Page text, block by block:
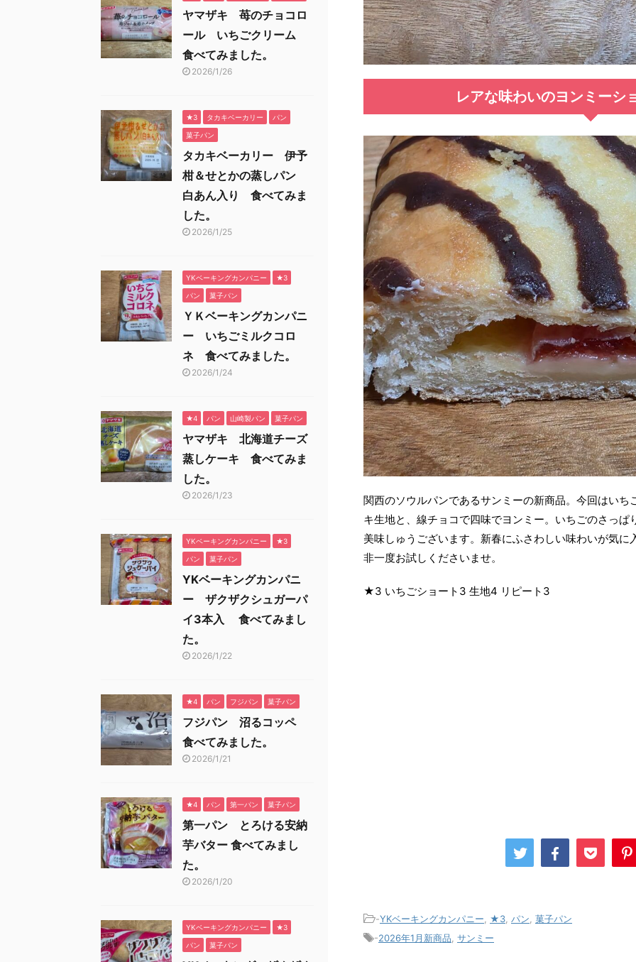
レアな味わいのヨンミーシ
関西のソウルパンであるサンミーの新商品。今回はい
キ生地と、線チョコで四味でヨンミー。いちごのさっ
美味しゅうございます。新春にふさわしい味わいが気
非一度お試しくださいませ。
★3 いちごショート3 生地4 リピート3
-YKベーキングカンパニー ★3 パン 菓子パン
-2026年1月新商品 サンミー
ヤマザキ 苺のチョコロ
ール いちごクリーム
食べてみました。
2026/1/26
★3 タカキベーカリー パン
菓子パン
タカキベーカリー 伊予
柑＆せとかの蒸しパン
白あん入り 食べてみま
した。
2026/1/25
YKベーキングカンパニー ★3
パン 菓子パン
ＹＫベーキングカンパニ
ー いちごミルクコロ
ネ 食べてみました。
2026/1/24
★4 パン 山崎製パン 菓子パン
ヤマザキ 北海道チーズ
蒸しケーキ 食べてみま
した。
2026/1/23
YKベーキングカンパニー ★3
パン 菓子パン
YKベーキングカンパニ
ー ザクザクシュガーパ
イ3本入 食べてみまし
た。
2026/1/22
★4 パン フジパン 菓子パン
フジパン 沼るコッペ
食べてみました。
2026/1/21
★4 パン 第一パン 菓子パン
第一パン とろける安納
芋バター 食べてみまし
た。
2026/1/20
YKベーキングカンパニー ★3
パン 菓子パン